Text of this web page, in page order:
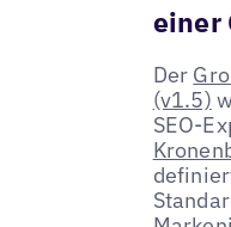
einer
Der
(v1.5)
SEO-